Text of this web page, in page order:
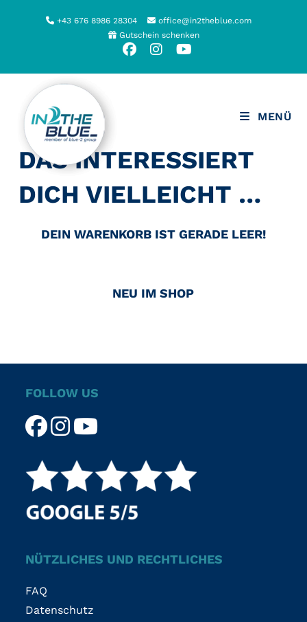
+43 676 8986 28304
office@in2theblue.com
Gutschein schenken
MENÜ
DAS INTERESSIERT
DICH VIELLEICHT …
DEIN WARENKORB IST GERADE LEER!
NEU IM SHOP
FOLLOW US
NÜTZLICHES UND RECHTLICHES
FAQ
Datenschutz